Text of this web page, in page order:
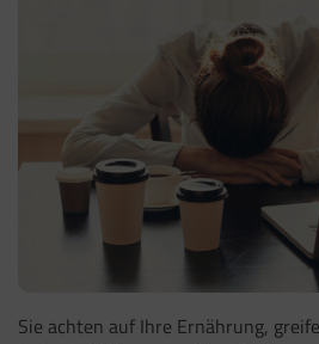
Sie achten auf Ihre Ernährung,